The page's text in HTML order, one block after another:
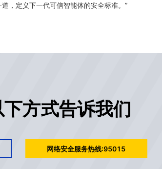
，定义下一代可信智能体的安全标准。”
方式告诉我们
网络安全服务热线:95015